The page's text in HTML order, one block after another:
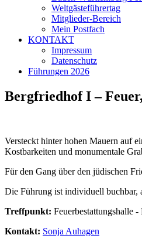
Weltgästeführertag
Mitglieder-Bereich
Mein Postfach
KONTAKT
Impressum
Datenschutz
Führungen 2026
Bergfriedhof I –
Versteckt hinter hohen Mauern auf
Kostbarkeiten und monumentale
Für den Gang über den jüdischen
Die Führung ist individuell buchbar,
Treffpunkt: Feuerbestattungshalle
Kontakt: Sonja Auhagen